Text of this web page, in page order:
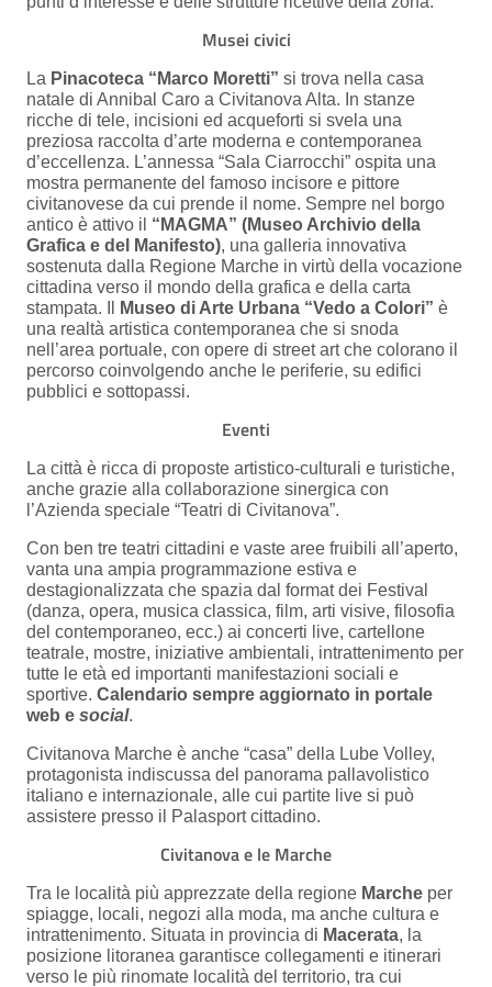
Musei civici
La Pinacoteca “Marco Moretti” si trova nella casa
natale di Annibal Caro a Civitanova Alta. In stanze
ricche di tele, incisioni ed acqueforti si svela una
preziosa raccolta d’arte moderna e contemporanea
d’eccellenza. L’annessa “Sala Ciarrocchi” ospita una
mostra permanente del famoso incisore e pittore
civitanovese da cui prende il nome. Sempre nel borgo
antico è attivo il “MAGMA” (Museo Archivio della
Grafica e del Manifesto), una galleria innovativa
sostenuta dalla Regione Marche in virtù della vocazione
cittadina verso il mondo della grafica e della carta
stampata. Il
Museo di Arte Urbana “Vedo a Colori” è
una realtà artistica contemporanea che si snoda
nell’area portuale, con opere di street art che colorano il
percorso coinvolgendo anche le periferie, su edifici
pubblici e sottopassi.
Eventi
La città è ricca di proposte artistico-culturali e turistiche,
anche grazie alla collaborazione sinergica con
l’Azienda speciale “Teatri di Civitanova”.
Con ben tre teatri cittadini e vaste aree fruibili all’aperto,
vanta una ampia programmazione estiva e
destagionalizzata che spazia dal format dei Festival
(danza, opera, musica classica, film, arti visive, filosofia
del contemporaneo, ecc.) ai concerti live, cartellone
teatrale, mostre, iniziative ambientali, intrattenimento per
tutte le età ed importanti manifestazioni sociali e
sportive. Calendario sempre aggiornato in portale
web e social.
Civitanova Marche è anche “casa” della Lube Volley,
protagonista indiscussa del panorama pallavolistico
italiano e internazionale, alle cui partite live si può
assistere presso il Palasport cittadino.
Civitanova e le Marche
Tra le località più apprezzate della regione Marche per
spiagge, locali, negozi alla moda, ma anche cultura e
intrattenimento. Situata in provincia di Macerata, la
posizione litoranea garantisce collegamenti e itinerari
verso le più rinomate località del territorio, tra cui